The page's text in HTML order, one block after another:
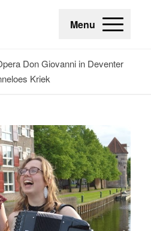
Menu
Don Giovanni in Deventer
Kriek